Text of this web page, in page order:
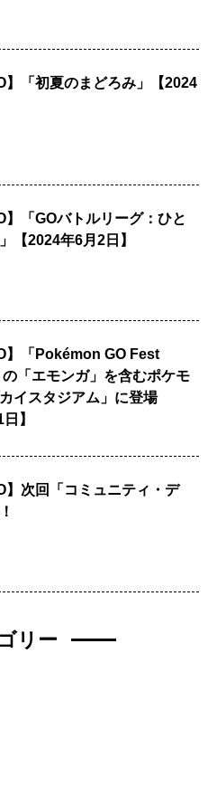
】「初夏のまどろみ」【2024
】「GOバトルリーグ：ひと
【2024年6月2日】
】「Pokémon GO Fest
「エモンガ」を含むポケモ
イスタジアム」に登場
】
】次回「コミュニティ・デ
リー